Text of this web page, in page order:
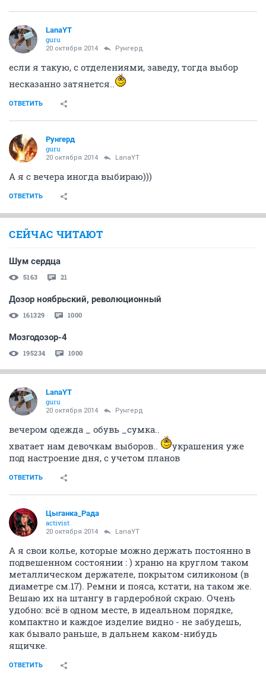
LanaYT
guru
20 октября 2014 Рунгерд
если я такую, с отделениями, заведу, тогда выбор
несказанно затянется..
ОТВЕТИТЬ
Рунгерд
guru
20 октября 2014 LanaYT
А я с вечера иногда выбираю)))
ОТВЕТИТЬ
СЕЙЧАС ЧИТАЮТ
Шум сердца
5163 21
Дозор ноябрьский, революционный
161329 1000
Мозгодозор-4
195234 1000
LanaYT
guru
20 октября 2014 Рунгерд
вечером одежда _ обувь _сумка..
хватает нам девочкам выборов..
украшения уже
под настроение дня, с учетом планов
ОТВЕТИТЬ
Цыганка_Рада
activist
20 октября 2014 LanaYT
А я свои колье, которые можно держать постоянно в
подвешенном состоянии : ) храню на круглом таком
металлическом держателе, покрытом силиконом (в
диаметре см.17). Ремни и пояса, кстати, на таком же.
Вешаю их на штангу в гардеробной скраю. Очень
удобно: всё в одном месте, в идеальном порядке,
компактно и каждое изделие видно - не забудешь,
как бывало раньше, в дальнем каком-нибудь
ящичке.
ОТВЕТИТЬ